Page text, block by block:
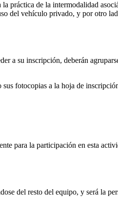
práctica de la intermodalidad
del vehículo privado, y por otro
a su inscripción, deberán
fotocopias a la hoja de
para la participación en esta
del resto del equipo, y será la